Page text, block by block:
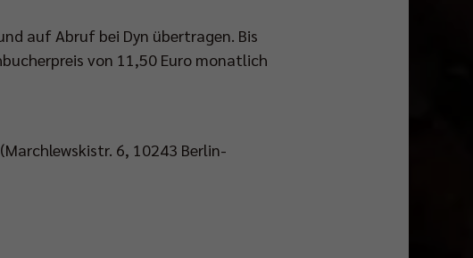
auf Abruf bei Dyn übertragen. Bis
von 11,50 Euro monatlich
6, 10243 Berlin-